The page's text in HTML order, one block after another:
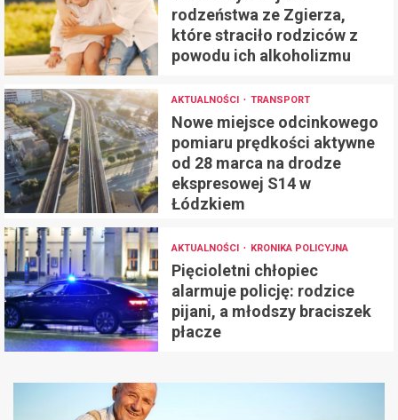
rodzeństwa ze Zgierza,
które straciło rodziców z
powodu ich alkoholizmu
AKTUALNOŚCI TRANSPORT
Nowe miejsce odcinkowego
pomiaru prędkości aktywne
od 28 marca na drodze
ekspresowej S14 w
Łódzkiem
AKTUALNOŚCI KRONIKA POLICYJNA
Pięcioletni chłopiec
alarmuje policję: rodzice
pijani, a młodszy braciszek
płacze